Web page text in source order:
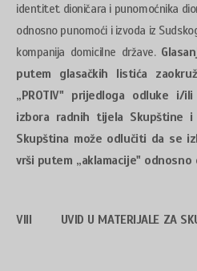
identitet dioničara i punomoćnika
odnosno punomoći i izvoda iz
kompanija domicilne države.
putem glasačkih listića
„PROTIV" prijedloga odluke i/
izbora radnih tijela Skupštine
Skupština može odlučiti da se
vrši putem „aklamacije" odnosno
VIII UVID U MATERIJALE ZA